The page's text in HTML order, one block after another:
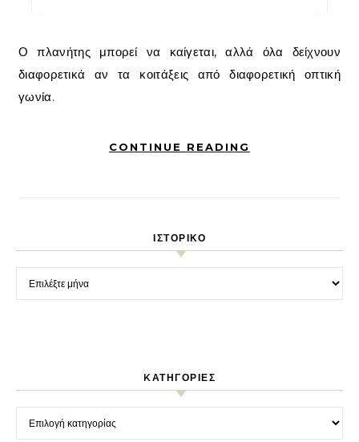
Ο πλανήτης μπορεί να καίγεται, αλλά όλα δείχνουν
διαφορετικά αν τα κοιτάξεις από διαφορετική οπτική
γωνία.
CONTINUE READING
ΙΣΤΟΡΙΚΌ
Ιστορικό
KΑΤΗΓΟΡΊΕΣ
Kατηγορίες